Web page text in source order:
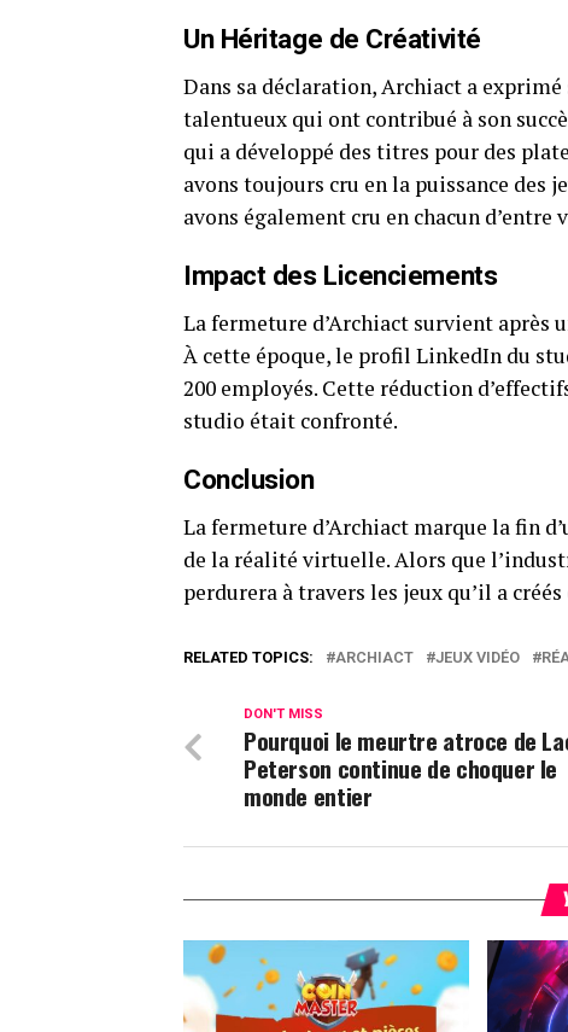
Un Héritage de Créativité
Dans sa déclaration, Archiact a
talentueux qui ont contribué à son
qui a développé des titres pour des
avons toujours cru en la puissance des
avons également cru en chacun d’entre
Impact des Licenciements
La fermeture d’Archiact survient après
À cette époque, le profil LinkedIn du
200 employés. Cette réduction
studio était confronté.
Conclusion
La fermeture d’Archiact marque la fin
de la réalité virtuelle. Alors que
perdurera à travers les jeux qu’il a
RELATED TOPICS: ARCHIACT JEUX VIDÉO
DON'T MISS
Pourquoi le meurtre atroce de
Peterson continue de choquer le
monde entier